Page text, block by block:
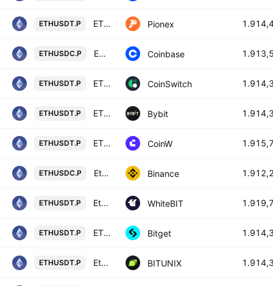
ETHUSDT.P ETH USDT PERPETUAL Pionex
ETHUSDC.P ETH / USDC PERPETUAL CONTRACT Coinbase
ETHUSDT.P ETHEREUM/USD TETHER PERPETUAL SWAP CONTRACT CoinSwitch
ETHUSDT.P ETHUSDT Perpetual Contract Bybit
ETHUSDT.P ETH/USD PERPETUAL SWAP CONTRACT CoinW
ETHUSDC.P Ethereum / USD Coin PERPETUAL CONTRACT Binance
ETHUSDT.P Ethereum perpetual contract WhiteBIT
ETHUSDT.P ETHUSDTPERP PERPETUAL MIX CONTRACT Bitget
ETHUSDT.P Ethereum / Tether LINEAR FUTURES CONTRACT BITUNIX